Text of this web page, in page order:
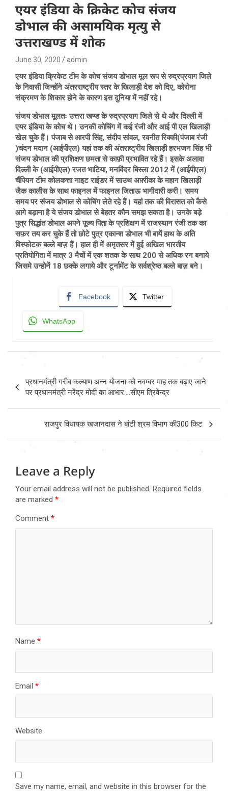
एयर इंडिया के क्रिकेट कोच संजय
डोभाल की असामयिक मृत्यु से
उत्तराखण्ड में शोक
June 30, 2020 admin
एयर इंडिया क्रिकेट टीम के कोच संजय डोभाल मूल रूप से रुद्रप्रयाग जिले
के निवासी जिन्होंने अंतरराष्ट्रीय स्तर के खिलाड़ी देश को दिए, कोरोना
संक्रमण के शिकार होने के कारण इस दुनिया में नहीं रहे।
संजय डोभाल मूलतः उत्तरा खण्ड के रुद्रप्रयाग जिले से थे और दिल्ली में
एयर इंडिया के कोच थे। उनकी कोचिंग में कई रंजी और आई पी एल खिलाड़ी
खेल चुके हैं। पंजाब से आरपी सिंह, संदीप सांवल, रवनीत रिक्की(पंजाब रंजी
)चंदन मदान (आईपीएल) यहां तक की अंतराष्ट्रीय खिलाड़ी हरभजन सिंह भी
संजय डोभाल की प्रशिक्षण छमता से काफ़ी प्रभावित रहे हैं। इसके अलावा
दिल्ली के (आईपीएल) रजत भाटिया, मनविंदर बिस्ला 2012 में (आईपीएल)
चैंपियन टीम कोलकत्ता नाइट राईडर में साउथ अफ़्रीका के महान खिलाड़ी
जैक कालीस के साथ फाइनल में फाइनल जिताऊ भागीदारी करी। समय
समय पर संजय डोभाल से कोचिंग लेते रहे हैं। यहां तक की विरासत को कैसे
आगे बड़ाना है ये संजय डोभाल से बेहतर कौन समझ सकता है। उनके बड़े
पुत्र सिद्धांत डोभाल अपने पूज्य पिता के प्रशिक्षण में राजस्थान रंजी तक का
सफ़र तय कर चुके हैं तो छोटे पुत्र एकान्श डोभाल भी बायें हाथ के अति
विस्फोटक बल्ले बाज़ हैं। हाल ही में अमृतसर में हुई अखिल भारतीय
प्रतियोगिता में मात्र 3 मैचों में एक शतक के साथ 200 से अधिक रन बनाये
जिसमे उन्होनें 18 छक्के लगाये और टूर्नामेंट के सर्वश्रेष्ठ बल्ले बाज़ बने।
Facebook Twitter
WhatsApp
navigation
प्रधानमंत्री गरीब कल्याण अन्न योजना को नवम्बर माह तक बढ़ाए जाने
पर प्रधानमंत्री नरेंद्र मोदी का आभार….सीएम त्रिवेन्द्र
राजपुर विधायक खजानदास ने बांटी श्रम विभाग की300 किट
Leave a Reply
Your email address will not be published. Required fields
are marked *
Comment *
Name *
Email *
Website
Save my name, email, and website in this browser for the